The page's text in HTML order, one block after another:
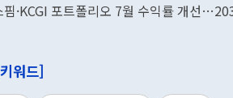
핌·KCGI 포트폴리오 7월 수익률 개선
워드]